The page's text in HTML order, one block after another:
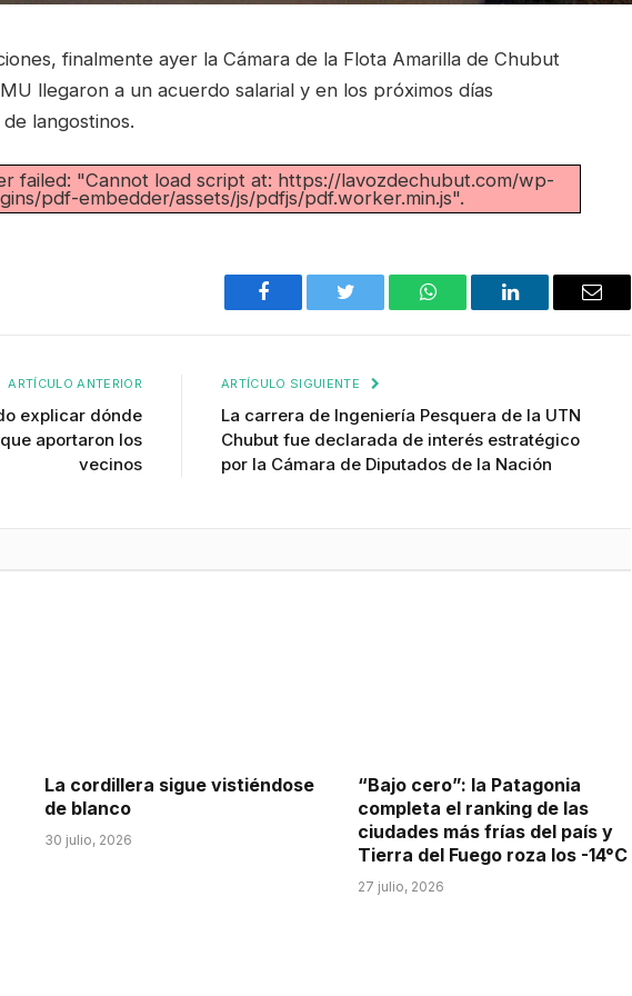
finalmente ayer la Cámara de la Flota Amarilla de Chubut
llegaron a un acuerdo salarial y en los próximos días
langostinos.
failed: "Cannot load script at: https://lavozdechubut.com/wp-
pdf-embedder/assets/js/pdfjs/pdf.worker.min.js".
Facebook Twitter WhatsAppLinkedIn Email
ARTÍCULO ANTERIOR
explicar dónde
aportaron los
vecinos
ARTÍCULO SIGUIENTE
La carrera de Ingeniería Pesquera de la UTN
Chubut fue declarada de interés estratégico
por la Cámara de Diputados de la Nación
La cordillera sigue vistiéndose
de blanco
30 julio, 2026
“Bajo cero”: la Patagonia
completa el ranking de las
ciudades más frías del país y
Tierra del Fuego roza los -14°C
27 julio, 2026